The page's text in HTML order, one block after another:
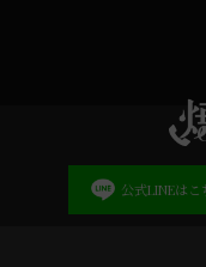
公式LINEはこ
© 2026 神奈川県日吉